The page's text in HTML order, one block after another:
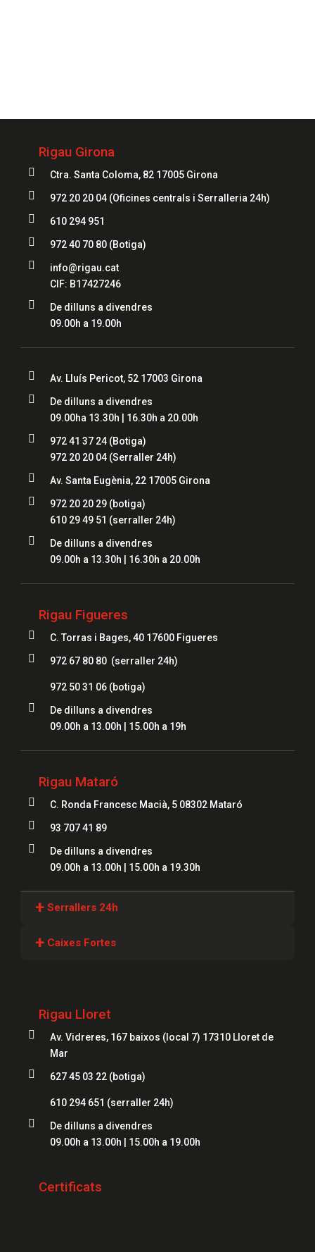
Rigau Girona
 Ctra. Santa Coloma, 82 17005 Girona
 972 20 20 04 (Oficines centrals i Serralleria 24h)
 610 294 951
 972 40 70 80 (Botiga)

info@rigau.cat
CIF: B17427246

De dilluns a divendres
09.00h a 19.00h
 Av. Lluís Pericot, 52 17003 Girona

De dilluns a divendres
09.00ha 13.30h | 16.30h a 20.00h
 972 41 37 24(Botiga)
972 20 20 04(Serraller 24h)
 Av. Santa Eugènia, 22 17005 Girona

972 20 20 29 (botiga)
610 29 49 51 (serraller 24h)

De dilluns a divendres
09.00h a 13.30h | 16.30h a 20.00h
Rigau Figueres
 C. Torras i Bages, 40 17600 Figueres
 972 67 80 80 (serraller 24h)
972 50 31 06(botiga)

De dilluns a divendres
09.00h a 13.00h | 15.00h a 19h
Rigau Mataró
 C. Ronda Francesc Macià, 5 08302 Mataró
 93 707 41 89

De dilluns a divendres
09.00h a 13.00h | 15.00h a 19.30h
+ Serrallers 24h
Serrallers Girona
Serrallers Mataró
Serrallers Salt
Serrallers Platja d'Aro
Serrallers Sant Feliu de Guíxols
+ Caixes Fortes
Caixes Fortes Mataró
Caixes Fortes Figueres
Caixes Fortes Lloret
Rigau Lloret

Av. Vidreres, 167 baixos (local 7) 17310 Lloret de
Mar
 627 45 03 22 (botiga)
610 294 651 (serraller 24h)

De dilluns a divendres
09.00h a 13.00h | 15.00h a 19.00h
Certificats